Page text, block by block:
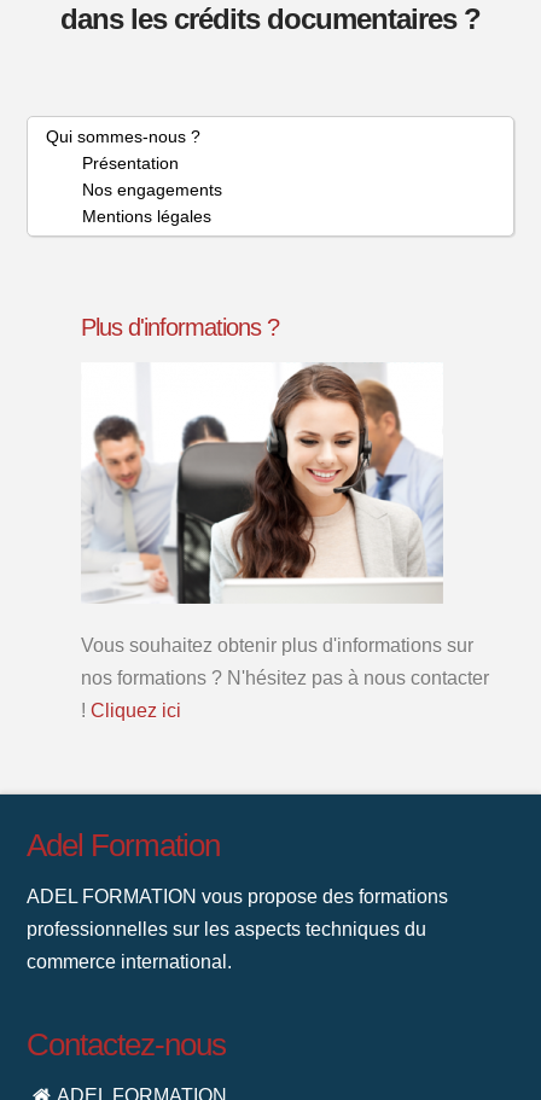
dans les crédits documentaires ?
(Admin)L’INTERNATIONAL
:
LA
CLE
CROISSANCE
Qui sommes-nous ?
Présentation
Nos engagements
Mentions légales
Plus d'informations ?
Vous souhaitez obtenir plus d'informations sur
nos formations ? N'hésitez pas à nous contacter
!Cliquez ici
Adel Formation
ADEL FORMATION vous propose des formations
professionnelles sur les aspects techniques du
commerce international.
Contactez-nous
ADEL FORMATION